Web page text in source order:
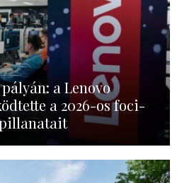
a Lenovo
a 2026-os foci-